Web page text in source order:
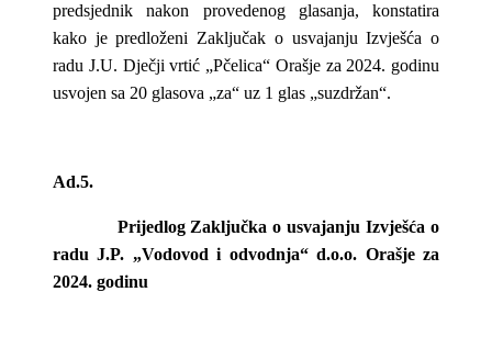
predsjednik nakon provedenog glasanja, konstatira
kako je predloženi Zaključak o usvajanju Izvješća o
radu J.U. Dječji vrtić „Pčelica“ Orašje za 2024. godinu
usvojen sa 20 glasova „za“ uz 1 glas „suzdržan“.
Ad.5.
Prijedlog Zaključka o usvajanju Izvješća o
radu J.P. „Vodovod i odvodnja“ d.o.o. Orašje za
2024. godinu